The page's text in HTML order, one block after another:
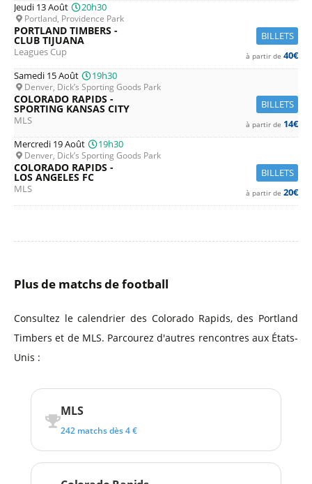
Jeudi 13 Août
20h30
Portland, Providence Park
BILLETS
PORTLAND TIMBERS -
CLUB TIJUANA
Leagues Cup à partir de 40€
Samedi 15 Août
19h30
Denver, Dick’s Sporting Goods Park
BILLETS
COLORADO RAPIDS -
SPORTING KANSAS CITY
MLS à partir de 14€
Mercredi 19 Août
19h30
Denver, Dick’s Sporting Goods Park
BILLETS
COLORADO RAPIDS -
LOS ANGELES FC
MLS à partir de 20€
Plus de matchs de football
Consultez le calendrier des Colorado Rapids, des Portland
Timbers et de MLS. Parcourez d'autres rencontres aux États-
Unis :
MLS
242 matchs dès 4 €